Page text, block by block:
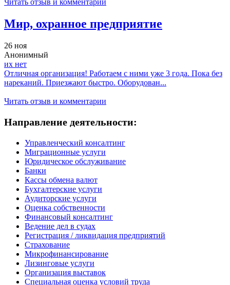
Читать отзыв и комментарии
Мир, охранное предприятие
26 ноя
Анонимный
их нет
Отличная организация! Работаем с ними уже 3 года. Пока без
нареканий. Приезжают быстро. Оборудован...
Читать отзыв и комментарии
Направление деятельности:
Управленческий консалтинг
Миграционные услуги
Юридическое обслуживание
Банки
Кассы обмена валют
Бухгалтерские услуги
Аудиторские услуги
Оценка собственности
Финансовый консалтинг
Ведение дел в судах
Регистрация / ликвидация предприятий
Страхование
Микрофинансирование
Лизинговые услуги
Организация выставок
Специальная оценка условий труда